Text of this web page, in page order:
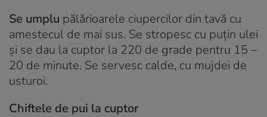
Se umplu pălărioarele ciupercilor din tavă cu
amestecul de mai sus. Se stropesc cu puţin ulei
şi se dau la cuptor la 220 de grade pentru 15 –
20 de minute. Se servesc calde, cu mujdei de
usturoi.
Chiftele de pui la cuptor